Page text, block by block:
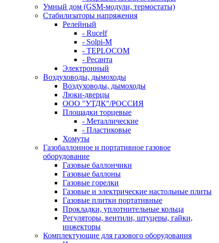
Умный дом (GSM-модули, термостаты)
Cтабилизаторы напряжения
Релейный
- Rucelf
- Solpi-M
- TEPLOCOM
- Ресанта
Электронный
Воздуховоды, дымоходы
Воздуховоды, дымоходы
Люки-дверцы
ООО "УТДК"/РОССИЯ
Площадки торцевые
- Металлические
- Пластиковые
Хомуты
Газобаллонное и портативное газовое
оборудование
Газовые баллончики
Газовые баллоны
Газовые горелки
Газовые и электрические настольные плиты
Газовые плитки портативные
Прокладки, уплотнительные кольца
Регуляторы, вентили, штуцеры, гайки,
инжекторы
Комплектующие для газового оборудования